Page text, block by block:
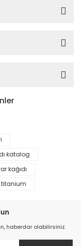
katalog
kağıdı
titanium
haberdar olabilirsiniz.